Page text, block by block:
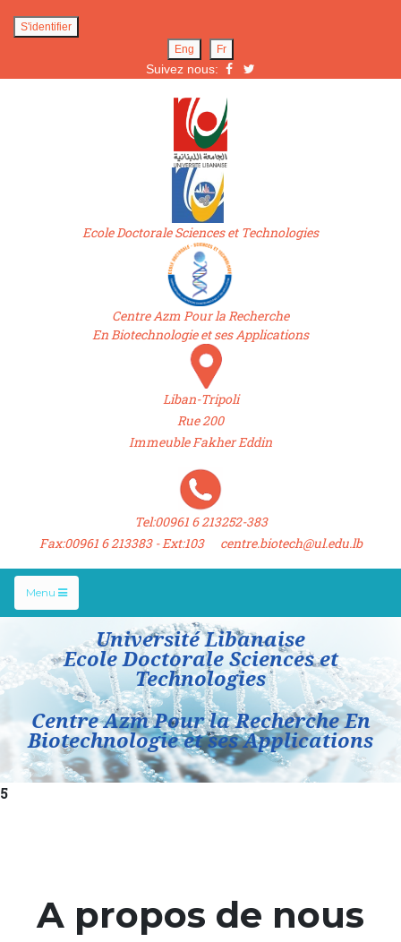
S'identifier
Eng
Fr
Suivez nous:
Ecole Doctorale Sciences et Technologies
Centre Azm Pour la Recherche
En Biotechnologie et ses Applications
Liban-Tripoli
Rue 200
Immeuble Fakher Eddin
Tel:00961 6 213252-383
Fax:00961 6 213383 - Ext:103 centre.biotech@ul.edu.lb
Menu
Université Libanaise
Ecole Doctorale Sciences et
Technologies
Centre Azm Pour la Recherche En
Biotechnologie et ses Applications
5
A propos de nous